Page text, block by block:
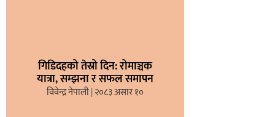
गिडिदहको तेस्रो दिन: रोमाञ्चक
यात्रा, सम्झना र सफल समापन
विवेन्द्र नेपाली २०८३ असार १०